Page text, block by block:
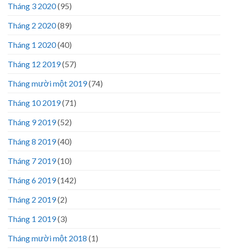
Tháng 3 2020(95)
Tháng 2 2020(89)
Tháng 1 2020(40)
Tháng 12 2019(57)
Tháng mười một 2019(74)
Tháng 10 2019(71)
Tháng 9 2019(52)
Tháng 8 2019(40)
Tháng 7 2019(10)
Tháng 6 2019(142)
Tháng 2 2019(2)
Tháng 1 2019(3)
Tháng mười một 2018 (1)